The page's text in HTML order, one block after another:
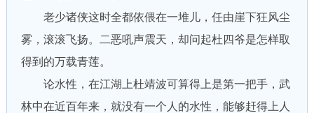
老少诸侠这时全都依偎在一堆儿，任由崖下狂风尘
雾，滚滚飞扬。二恶吼声震天，却问起杜四爷是怎样取
得到的万载青莲。
论水性，在江湖上杜靖波可算得上是第一把手，武
林中在近百年来，就没有一个人的水性，能够赶得上人